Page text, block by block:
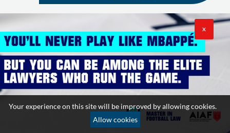
Artículos
relacionados
X
Your experience on this site will be improved by allowing cookies.
Allow cookies